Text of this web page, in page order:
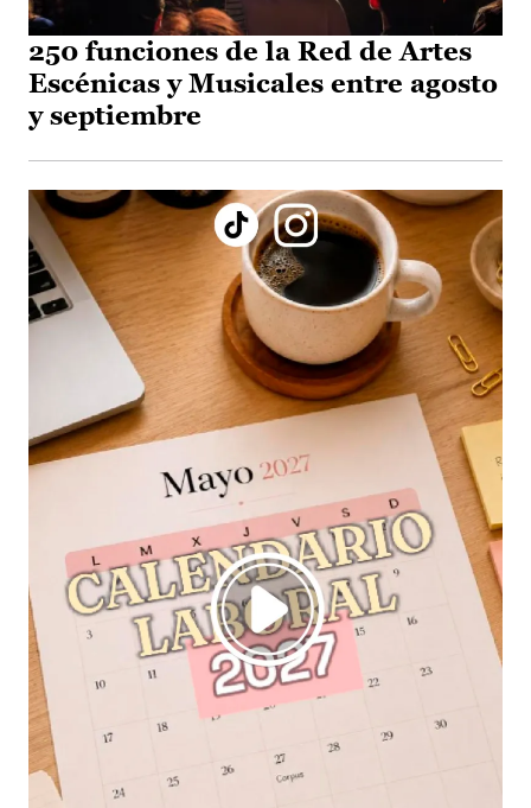
250 funciones de la Red de Artes
Escénicas y Musicales entre agosto
y septiembre